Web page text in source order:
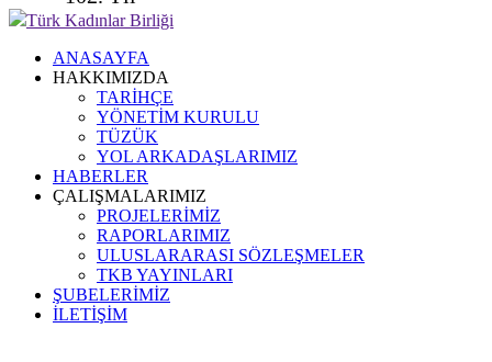
Türk Kadınlar Birliği
ANASAYFA
HAKKIMIZDA
TARİHÇE
YÖNETİM KURULU
TÜZÜK
YOL ARKADAŞLARIMIZ
HABERLER
ÇALIŞMALARIMIZ
PROJELERİMİZ
RAPORLARIMIZ
ULUSLARARASI SÖZLEŞMELER
TKB YAYINLARI
ŞUBELERİMİZ
İLETİŞİM